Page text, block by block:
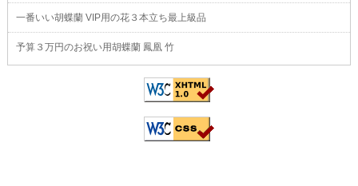
一番いい胡蝶蘭 VIP用の花３本立ち最上級品
予算３万円のお祝い用胡蝶蘭 鳳凰 竹